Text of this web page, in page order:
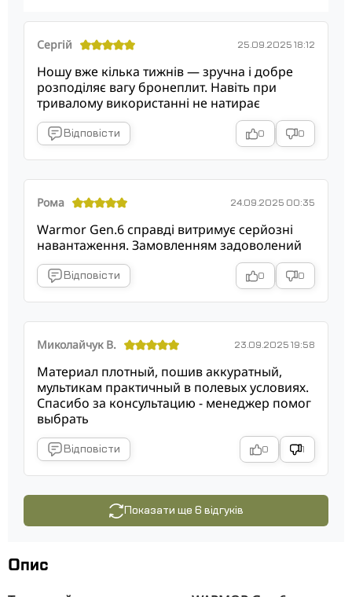
Сергій 25.09.2025 18:12
Ношу вже кілька тижнів — зручна і добре
розподіляє вагу бронеплит. Навіть при
тривалому використанні не натирає
Відповісти 0 0
Рома 24.09.2025 00:35
Warmor Gen.6 справді витримує серйозні
навантаження. Замовленням задоволений
Відповісти 0 0
Миколайчук В. 23.09.2025 19:58
Материал плотный, пошив аккуратный,
мультикам практичный в полевых условиях.
Спасибо за консультацию - менеджер помог
выбрать
Відповісти 0 1
Показати ще 6 відгуків
Опис